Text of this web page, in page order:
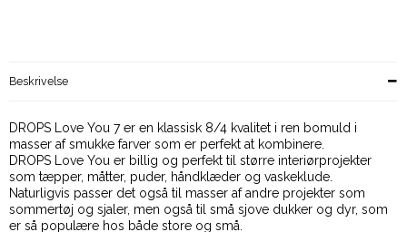
Beskrivelse
DROPS Love You 7 er en klassisk 8/4 kvalitet i ren bomuld i
masser af smukke farver som er perfekt at kombinere.
DROPS Love You er billig og perfekt til større interiørprojekter
som tæpper, måtter, puder, håndklæder og vaskeklude.
Naturligvis passer det også til masser af andre projekter som
sommertøj og sjaler, men også til små sjove dukker og dyr, som
er så populære hos både store og små.